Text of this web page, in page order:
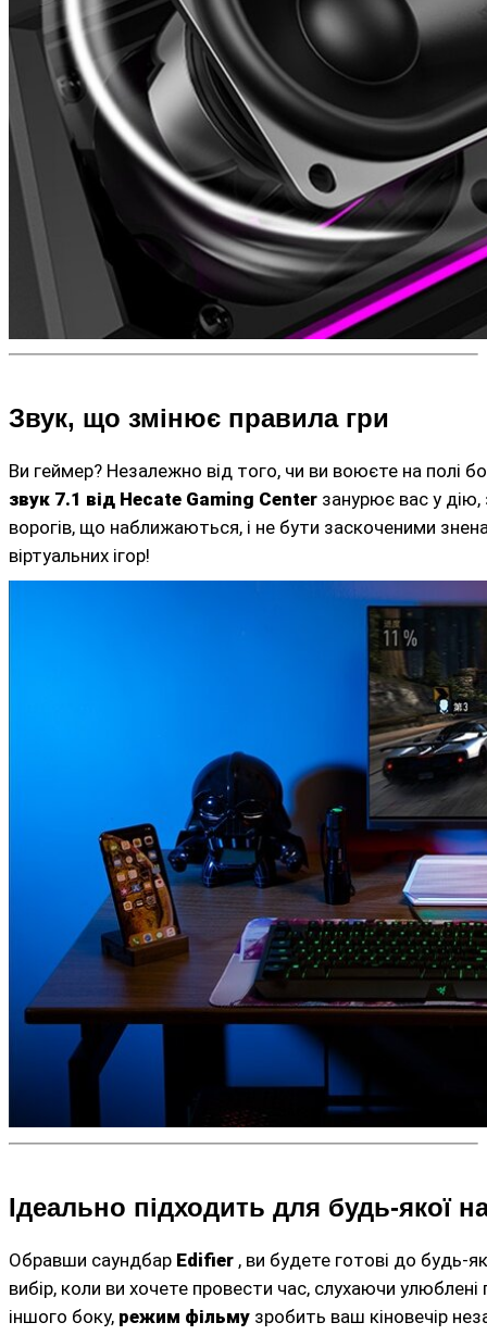
Звук, що змінює правила гри
Ви геймер? Незалежно від того, чи ви воюєте на полі
звук 7.1 від Hecate Gaming Center занурює вас у
ворогів, що наближаються, і не бути заскоченими
віртуальних ігор!
Ідеально підходить для будь-якої
Обравши саундбар Edifier , ви будете готові до будь-
вибір, коли ви хочете провести час, слухаючи
іншого боку, режим фільму зробить ваш кіновечір